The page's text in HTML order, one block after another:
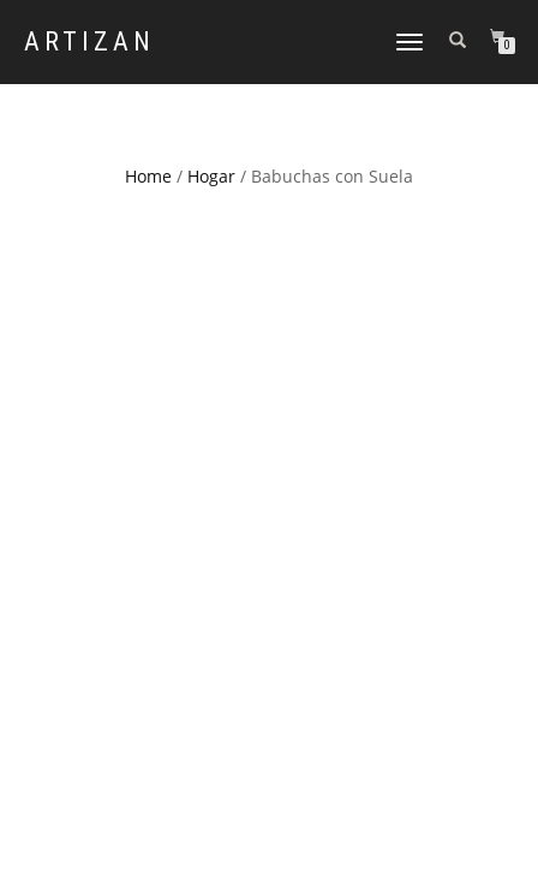
ARTIZAN
CAMBIAR
0
Home / Hogar / Babuchas con Suela